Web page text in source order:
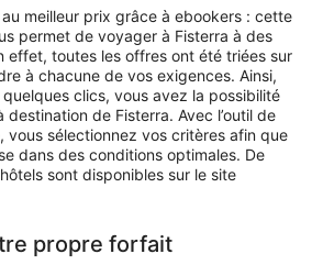
meilleur prix grâce à ebookers : cette
permet de voyager à Fisterra à des
effet, toutes les offres ont été triées sur
à chacune de vos exigences. Ainsi,
clics, vous avez la possibilité
destination de Fisterra. Avec l’outil de
vous sélectionnez vos critères afin que
dans des conditions optimales. De
sont disponibles sur le site
propre forfait